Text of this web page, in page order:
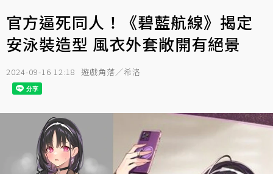
官方逼死同人！《碧藍航線》揭定
安泳裝造型 風衣外套敞開有絕景
2024-09-16 12:18 遊戲角落／希洛